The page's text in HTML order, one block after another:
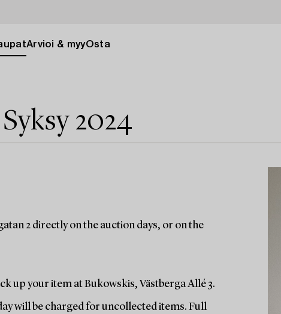
Arvioi & myyOsta
2024
2 directly on the auction days, or on the
up your item at Bukowskis, Västberga Allé 3.
will be charged for uncollected items. Full